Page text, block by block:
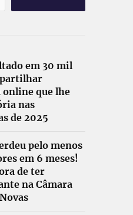
em 30 mil
online que lhe
nas
de 2025
pelo menos
em 6 meses!
de ter
na Câmara